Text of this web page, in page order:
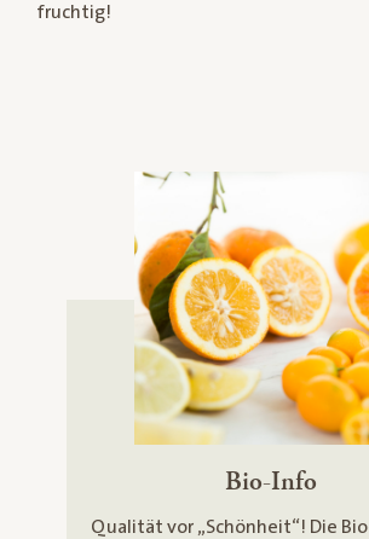
fruchtig!
Bio-Info
Qualität vor „Schönheit“! Die